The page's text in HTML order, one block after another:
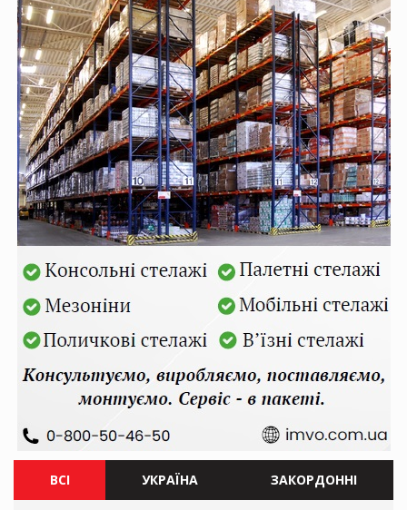
ВСІ УКРАЇНА ЗАКОРДОННІ